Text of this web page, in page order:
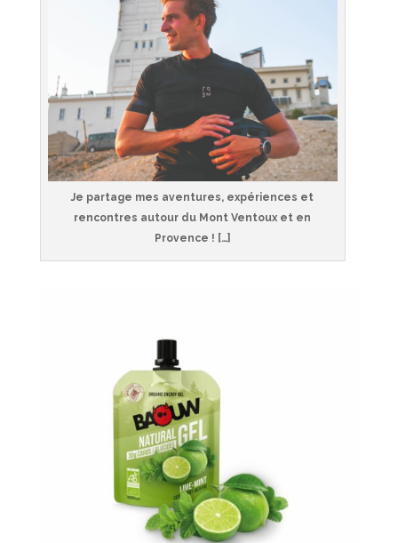
Je partage mes aventures, expériences et
rencontres autour du Mont Ventoux et en
Provence ! […]